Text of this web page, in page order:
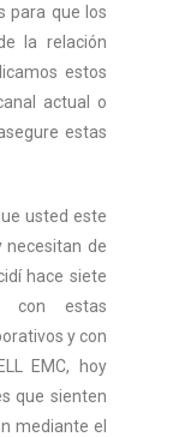
para que los
la relación
estos
actual o
estas
usted este
necesitan de
hace siete
con estas
y con
EMC, hoy
que sienten
mediante el